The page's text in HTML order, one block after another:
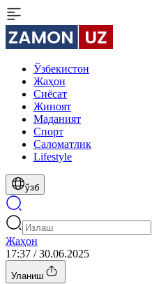
Ўзбекистон
Жаҳон
Сиёсат
Жиноят
Маданият
Спорт
Cаломатлик
Lifestyle
ўзб
Жаҳон
17:37 / 30.06.2025
Уланиш